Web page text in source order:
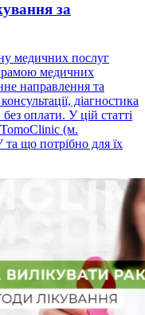
за
медичних послуг
медичних
направлення та
діагностика
оплати. У цій статті
TomoClinic (м.
що потрібно для їх